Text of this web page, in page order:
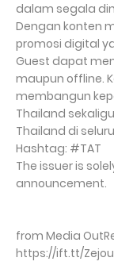
dalam segala
Dengan konten
promosi digital
Guest dapat
maupun offline.
membangun
Thailand
Thailand di
Hashtag: #TAT
The issuer is
announcement.
from Media
https://ift.tt/